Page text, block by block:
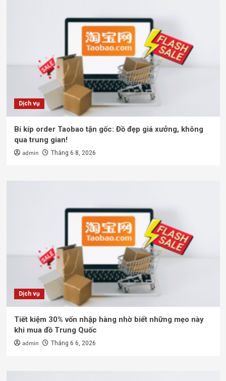
Dịch vụ
Bí kíp order Taobao tận gốc: Đồ đẹp giá xưởng, không
qua trung gian!
admin Tháng 6 8, 2026
Dịch vụ
Tiết kiệm 30% vốn nhập hàng nhờ biết những mẹo này
khi mua đồ Trung Quốc
admin Tháng 6 6, 2026